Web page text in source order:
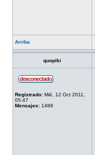
Arriba
quopiki
Registrado: Mié, 12 Oct 2011,
05:47
Mensajes: 1489